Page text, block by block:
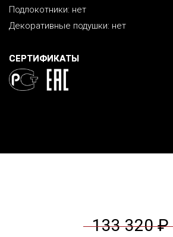
Подлокотники: нет
Декоративные подушки: нет
СЕРТИФИКАТЫ
133 320 ₽